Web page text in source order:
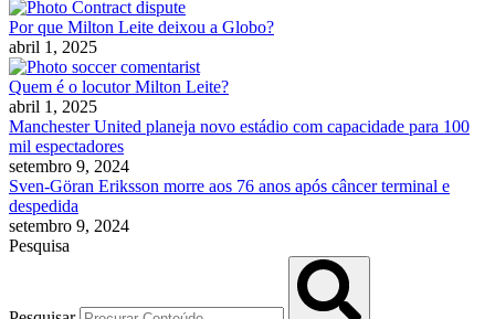
Por que Milton Leite deixou a Globo?
abril 1, 2025
Quem é o locutor Milton Leite?
abril 1, 2025
Manchester United planeja novo estádio com capacidade para 100
mil espectadores
setembro 9, 2024
Sven-Göran Eriksson morre aos 76 anos após câncer terminal e
despedida
setembro 9, 2024
Pesquisa